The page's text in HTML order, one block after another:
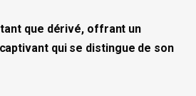
que dérivé, offrant un
qui se distingue de son